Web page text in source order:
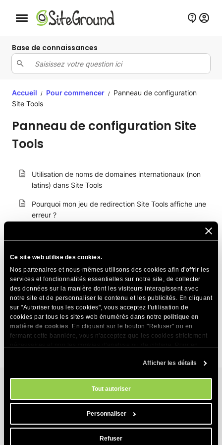
Ce site web utilise des cookies.
Nos partenaires et nous-mêmes utilisons des cookies afin d'offrir les
services et fonctionnalités essentielles sur notre site, de collecter
des données sur la manière dont les visiteurs interagissent avec
notre site et de personnaliser le contenu et les publicités. En cliquant
sur "Autoriser tous les cookies", vous acceptez l'utilisation de
cookies par tous les sites web énumérés dans notre politique en
matière de cookies. En cliquant sur le bouton "Refuser" ou en
fermant cette bannière, vous n'acceptez que les cookies strictement
. Vous pouvez gérer vos préférences
Afficher les détails
Tout autoriser
Personnaliser
Refuser
Bouton de navigation mobile
Base de connaissances
Accueil / Pour commencer /
Panneau de configuration
Site Tools
Panneau de configuration Site
Tools
Utilisation de noms de domaines internationaux (non
latins) dans Site Tools
Pourquoi mon jeu de redirection Site Tools affiche une
erreur ?
Comment limiter l’accès au site web pendant le
Que puis -je faire dans Site Tools ?
Qu'est-ce que le chemin d'installation ?
Comment créer et gérer les jobs Cron en Site Tools ?
Services d’hébergement
Hébergement web